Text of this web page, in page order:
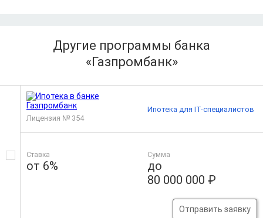
Другие программы банка
«Газпромбанк»
Лицензия № 354
Ставка
от 6%
Сумма
до
80 000 000 ₽
Отправить заявку
Ипотека для IT-специалистов